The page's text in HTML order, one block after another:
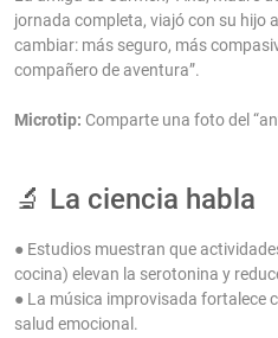
jornada completa, viajó con su hijo
cambiar: más seguro, más
compañero de aventura”.
Microtip: Comparte una foto del
🔬 La ciencia habla
● Estudios muestran que
cocina) elevan la serotonina y
● La música improvisada fortalece
salud emocional.